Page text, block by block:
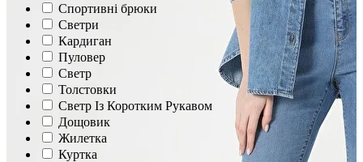
Спортивні брюки
Светри
Кардиган
Пуловер
Светр
Толстовки
Светр Із Коротким Рукавом
Дощовик
Жилетка
Куртка